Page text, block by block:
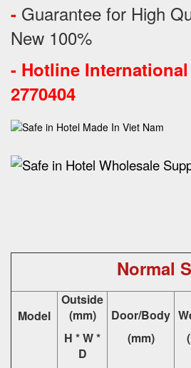
- Guarantee for High
New 100%
- Hotline International
2770404
Normal
Model
Outside
(mm)
H * W *
D
Door/Body
(mm)